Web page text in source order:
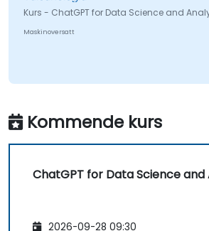
Kurs - ChatGPT for Data Science and Analytics
Maskinoversatt
Kommende kurs
ChatGPT for Data Science
2026-09-28 09:30